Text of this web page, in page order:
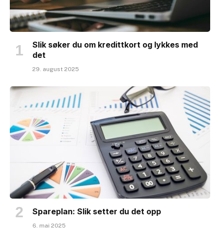
Slik søker du om kredittkort og lykkes med
det
29. august 2025
Spareplan: Slik setter du det opp
6. mai 2025